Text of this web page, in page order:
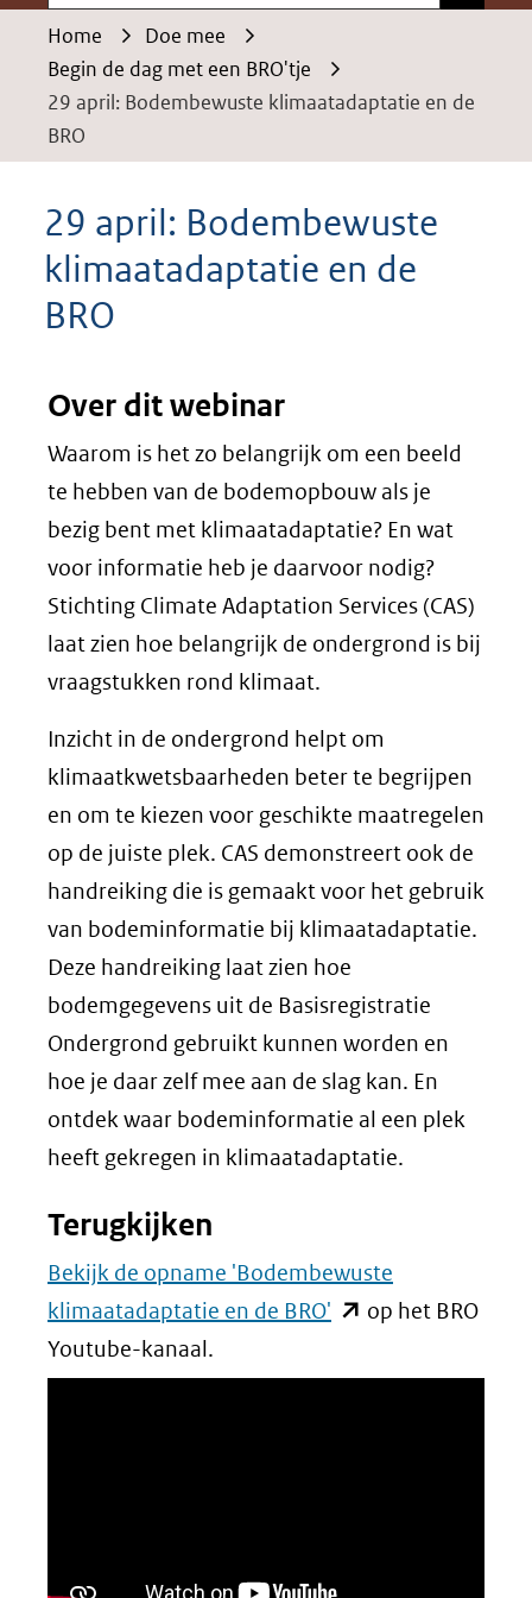
Home
Doe mee
Begin de dag met een BRO'tje
29 april: Bodembewuste klimaatadaptatie en de
BRO
29 april: Bodembewuste
klimaatadaptatie en de
BRO
Over dit webinar
Waarom is het zo belangrijk om een beeld
te hebben van de bodemopbouw als je
bezig bent met klimaatadaptatie? En wat
voor informatie heb je daarvoor nodig?
Stichting Climate Adaptation Services (CAS)
laat zien hoe belangrijk de ondergrond is bij
vraagstukken rond klimaat.
Inzicht in de ondergrond helpt om
klimaatkwetsbaarheden beter te begrijpen
en om te kiezen voor geschikte maatregelen
op de juiste plek. CAS demonstreert ook de
handreiking die is gemaakt voor het gebruik
van bodeminformatie bij klimaatadaptatie.
Deze handreiking laat zien hoe
bodemgegevens uit de Basisregistratie
Ondergrond gebruikt kunnen worden en
hoe je daar zelf mee aan de slag kan. En
ontdek waar bodeminformatie al een plek
heeft gekregen in klimaatadaptatie.
Terugkijken
Bekijk de opname 'Bodembewuste
klimaatadaptatie en de BRO' (opent
nieuw
op het BRO
Youtube-kanaal.